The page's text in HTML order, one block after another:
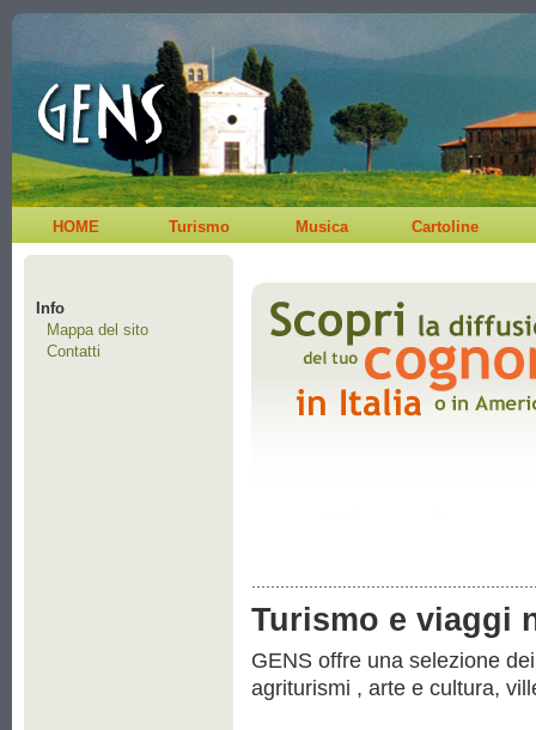
HOME Turismo Musica Cartoline
Info
Mappa del sito
Contatti
Turismo e viaggi
GENS offre una selezione
agriturismi , arte e cultura,